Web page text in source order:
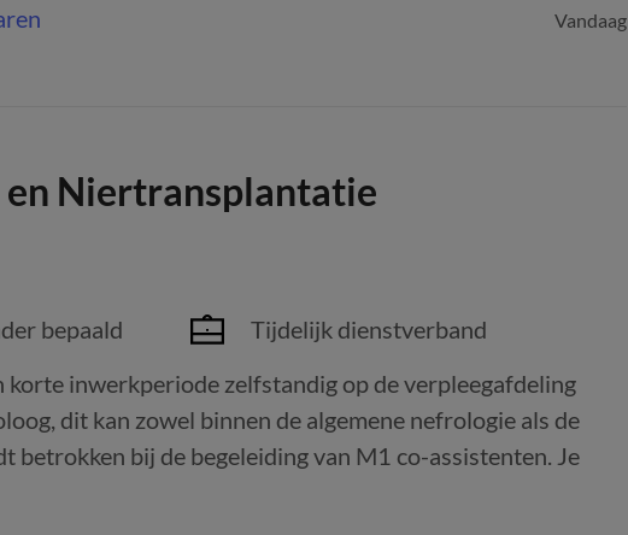
Vandaag
Niertransplantatie
bepaald
Tijdelijk dienstverband
korte inwerkperiode zelfstandig op de verpleegafdeling
dit kan zowel binnen de algemene nefrologie als de
betrokken bij de begeleiding van M1 co-assistenten. Je